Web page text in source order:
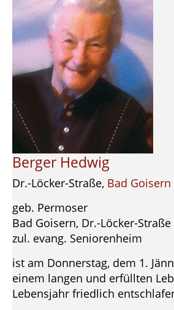
Berger Hedwig
Dr.-Löcker-Straße, Bad Goisern
geb. Permoser
Bad Goisern, Dr.-Löcker-Straße
zul. evang. Seniorenheim
ist am Donnerstag, dem 1.
einem langen und erfüllten
Lebensjahr friedlich